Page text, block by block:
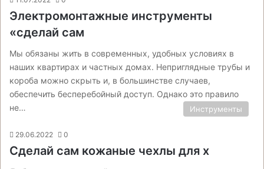
Электромонтажные инструменты
«сделай сам
Мы обязаны жить в современных, удобных условиях в
наших квартирах и частных домах. Неприглядные трубы и
короба можно скрыть и, в большинстве случаев,
обеспечить бесперебойный доступ. Однако это правило
не…
Инструменты
29.06.2022 0
Сделай сам кожаные чехлы для x